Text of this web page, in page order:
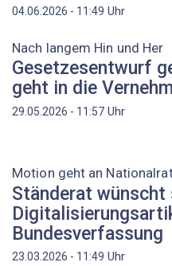
04.06.2026 - 11:49 Uhr
Nach langem Hin und Her
Gesetzesentwurf
geht in die
29.05.2026 - 11:57 Uhr
Motion geht an
Ständerat wünscht
Bundesverfassung
23.03.2026 - 11:49 Uhr